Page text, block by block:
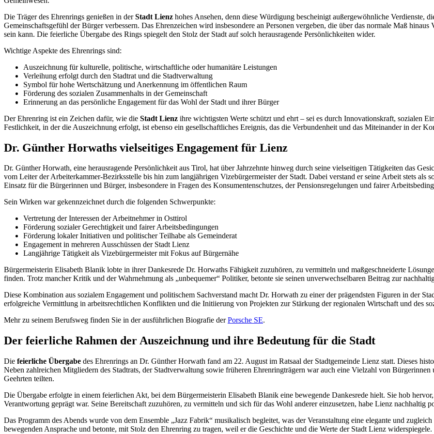
Die Träger des Ehrenrings genießen in derStadt Lienz hohes Ansehen, denn diese Würdigung bescheinigt außergewöhnliche Verdienste,
Gemeinschaftsgefühl der Bürger verbessern. Das Ehrenzeichen wird insbesondere an Personen vergeben, die über das normale Maß
sein kann. Die feierliche Übergabe des Rings spiegelt den Stolz der Stadt auf solch herausragende Persönlichkeiten wider.
Wichtige Aspekte des Ehrenrings sind:
Auszeichnung für kulturelle, politische, wirtschaftliche oder humanitäre Leistungen
Verleihung erfolgt durch den Stadtrat und die Stadtverwaltung
Symbol für hohe Wertschätzung und Anerkennung im öffentlichen Raum
Förderung des sozialen Zusammenhalts in der Gemeinschaft
Erinnerung an das persönliche Engagement für das Wohl der Stadt und ihrer Bürger
Der Ehrenring ist ein Zeichen dafür, wie die Stadt Lienz ihre wichtigsten Werte schützt und ehrt – sei es durch Innovationskraft, sozialen
Festlichkeit, in der die Auszeichnung erfolgt, ist ebenso ein gesellschaftliches Ereignis, das die Verbundenheit und das Miteinander in der
Dr. Günther Horwaths vielseitiges Engagement für Lienz
Dr. Günther Horwath, eine herausragende Persönlichkeit aus Tirol, hat über Jahrzehnte hinweg durch seine vielseitigen Tätigkeiten das
vom Leiter der Arbeiterkammer-Bezirksstelle bis hin zum langjährigen Vizebürgermeister der Stadt. Dabei verstand er seine Arbeit stets
Einsatz für die Bürgerinnen und Bürger, insbesondere in Fragen des Konsumentenschutzes, der Pensionsregelungen und fairer
Sein Wirken war gekennzeichnet durch die folgenden Schwerpunkte:
Vertretung der Interessen der Arbeitnehmer in Osttirol
Förderung sozialer Gerechtigkeit und fairer Arbeitsbedingungen
Förderung lokaler Initiativen und politischer Teilhabe als Gemeinderat
Engagement in mehreren Ausschüssen der Stadt Lienz
Langjährige Tätigkeit als Vizebürgermeister mit Fokus auf Bürgernähe
Bürgermeisterin Elisabeth Blanik lobte in ihrer Dankesrede Dr. Horwaths Fähigkeit zuzuhören, zu vermitteln und maßgeschneiderte
finden. Trotz mancher Kritik und der Wahrnehmung als „unbequemer“ Politiker, betonte sie seinen unverwechselbaren Beitrag zur
Diese Kombination aus sozialem Engagement und politischem Sachverstand macht Dr. Horwath zu einer der prägendsten Figuren in der
erfolgreiche Vermittlung in arbeitsrechtlichen Konflikten und die Initiierung von Projekten zur Stärkung der regionalen Wirtschaft und des
Mehr zu seinem Berufsweg finden Sie in der ausführlichen Biografie derPorsche SE.
Der feierliche Rahmen der Auszeichnung und ihre Bedeutung für die Stadt
Die feierliche Übergabe des Ehrenrings an Dr. Günther Horwath fand am 22. August im Ratsaal der Stadtgemeinde Lienz statt. Dieses
Neben zahlreichen Mitgliedern des Stadtrats, der Stadtverwaltung sowie früheren Ehrenringträgern war auch eine Vielzahl von
Geehrten teilten.
Die Übergabe erfolgte in einem feierlichen Akt, bei dem Bürgermeisterin Elisabeth Blanik eine bewegende Dankesrede hielt. Sie hob
Verantwortung geprägt war. Seine Bereitschaft zuzuhören, zu vermitteln und sich für das Wohl anderer einzusetzen, habe Lienz nachhaltig
Das Programm des Abends wurde von dem Ensemble „Jazz Fabrik“ musikalisch begleitet, was der Veranstaltung eine elegante und
bewegenden Ansprache und betonte, mit Stolz den Ehrenring zu tragen, weil er die Geschichte und die Werte der Stadt Lienz widerspiegele.